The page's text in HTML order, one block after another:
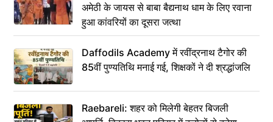
अमेठी के जायस से बाबा बैद्यनाथ धाम के लिए रवाना
हुआ कांवरियों का दूसरा जत्था
Daffodils Academy में रवींद्रनाथ टैगोर की
85वीं पुण्यतिथि मनाई गई, शिक्षकों ने दी श्रद्धांजलि
Raebareli: शहर को मिलेगी बेहतर बिजली